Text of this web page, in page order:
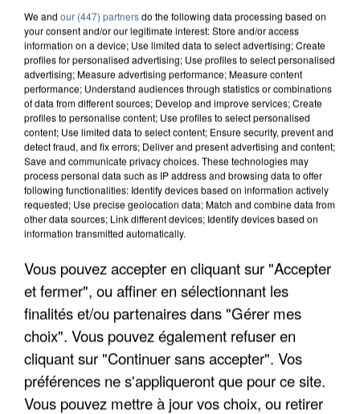
L’UN DES FONDATEURS SUPPOSÉS DE LA DZ
MAFIA INTERPELLÉ EN ALGÉRIE
We and our (447) partnersdo the following data processing based on
your consent and/or our legitimate interest: Store and/or access
information on a device; Use limited data to select advertising; Create
profiles for personalised advertising; Use profiles to select personalised
advertising; Measure advertising performance; Measure content
performance; Understand audiences through statistics or combinations
of data from different sources; Develop and improve services; Create
profiles to personalise content; Use profiles to select personalised
content; Use limited data to select content; Ensure security, prevent and
detect fraud, and fix errors; Deliver and present advertising and content;
Save and communicate privacy choices. These technologies may
process personal data such as IP address and browsing data to offer
following functionalities: Identify devices based on information actively
requested; Use precise geolocation data; Match and combine data from
other data sources; Link different devices; Identify devices based on
information transmitted automatically.
Vous pouvez accepter en cliquant sur "Accepter
et fermer", ou affiner en sélectionnant les
finalités et/ou partenaires dans "Gérer mes
choix". Vous pouvez également refuser en
cliquant sur "Continuer sans accepter". Vos
préférences ne s'appliqueront que pour ce site.
Vous pouvez mettre à jour vos choix, ou retirer